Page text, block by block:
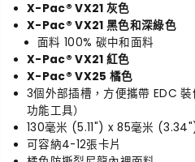
X-Pac® VX21 灰色
X-Pac® VX21 黑色和深綠色
面料 100% 碳中和面料
X-Pac® VX21 紅色
X-Pac® VX25 橘色
3個外部插槽，方便攜帶 EDC
功能工具）
130毫米 (5.11") x 85毫米
可容納4-12張卡片